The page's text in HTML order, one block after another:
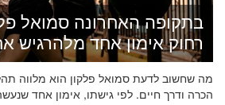
בתקופה האחרונה סמואל
רחוק אימון אחד מלהרגיש
מה שחשוב לדעת סמואל פלקון הוא מלווה
הכרה ודרך חיים. לפי גישתו, אימון אחד